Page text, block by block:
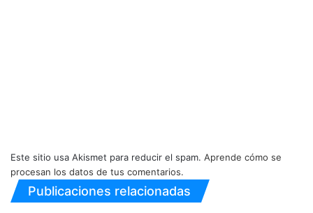
Este sitio usa Akismet para reducir el spam. Aprende cómo se
procesan los datos de tus comentarios.
Publicaciones relacionadas